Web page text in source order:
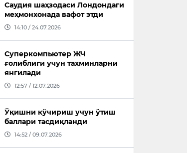
Саудия шаҳзодаси Лондондаги
меҳмонхонада вафот этди
14:10 / 24.07.2026
Суперкомпьютер ЖЧ
ғолиблиги учун тахминларни
янгилади
12:57 / 12.07.2026
Ўқишни кўчириш учун ўтиш
баллари тасдиқланди
14:52 / 09.07.2026